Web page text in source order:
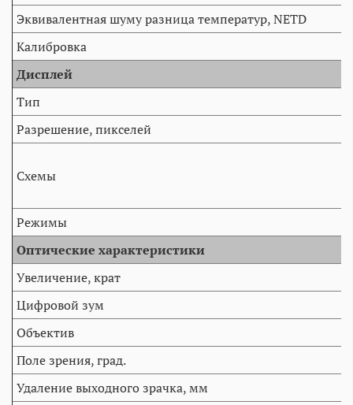
Эквивалентная шуму разница температур, NETD
Калибровка
Дисплей
Тип
Разрешение, пикселей
Схемы
Режимы
Оптические характеристики
Увеличение, крат
Цифровой зум
Объектив
Поле зрения, град.
Удаление выходного зрачка, мм